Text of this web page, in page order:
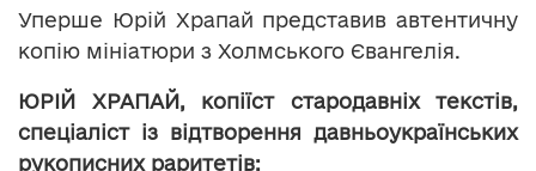
Уперше Юрій Храпай представив автентичну
копію мініатюри з Холмського Євангелія.
ЮРІЙ ХРАПАЙ, копіїст стародавніх текстів,
спеціаліст із відтворення давньоукраїнських
рукописних раритетів: